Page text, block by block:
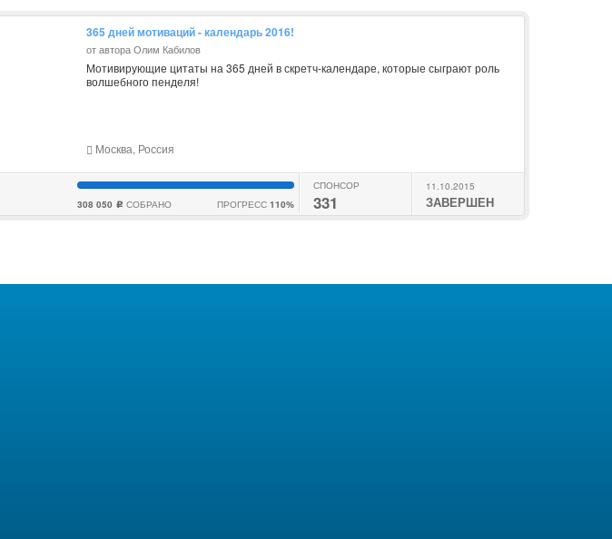
365 дней мотиваций - календарь 2016!
от автора Олим Кабилов
Мотивирующие цитаты на 365 дней в скретч-календаре, которые сыграют роль
волшебного пенделя!
Москва, Россия
308 050 c СОБРАНО ПРОГРЕСС 110%
СПОНСОР
331
11.10.2015
ЗАВЕРШЕН